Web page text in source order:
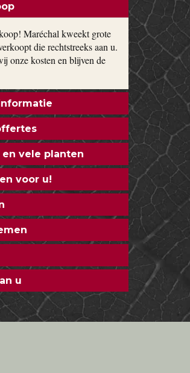
Maréchal kweekt grote
die rechtstreeks aan u.
onze kosten en blijven de
vele planten
voor u!
u